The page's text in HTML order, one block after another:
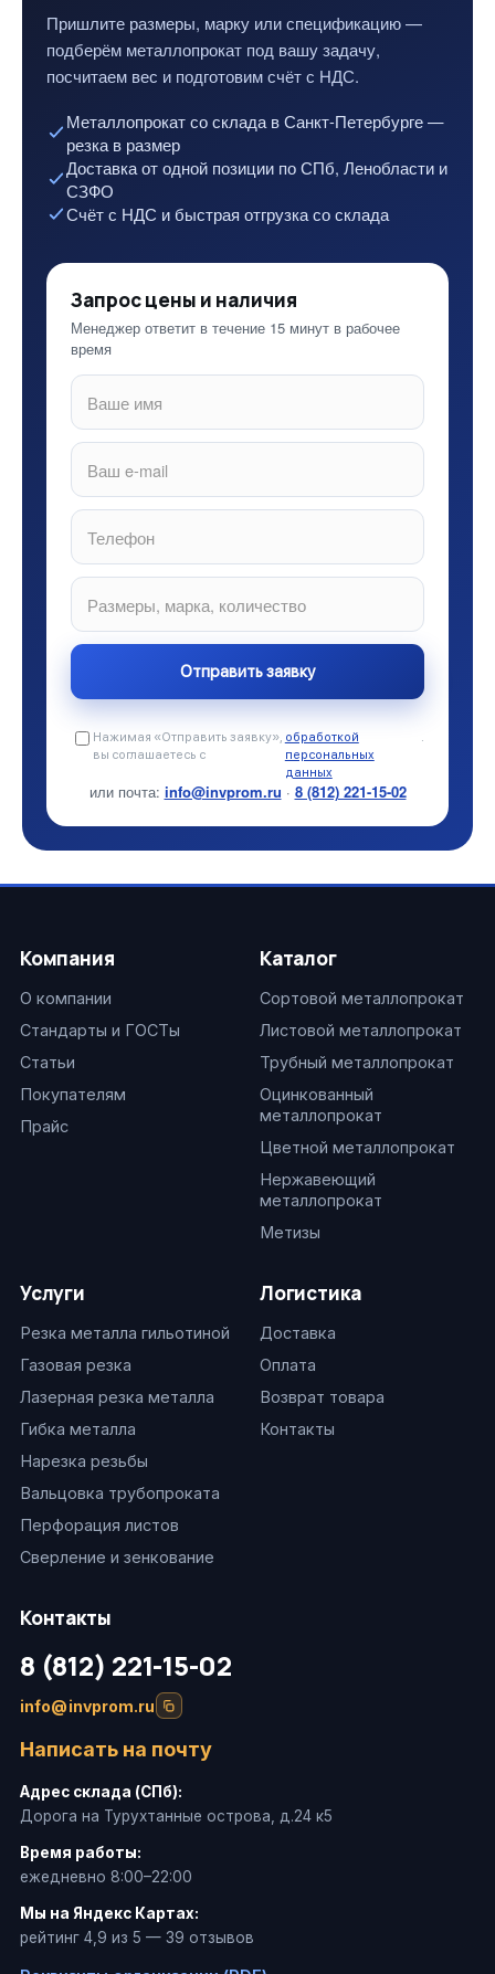
Пришлите размеры, марку или спецификацию —
подберём металлопрокат под вашу задачу,
посчитаем вес и подготовим счёт с НДС.
Металлопрокат со склада в Санкт-Петербурге —
резка в размер
Доставка от одной позиции по СПб, Ленобласти и
СЗФО
Счёт с НДС и быстрая отгрузка со склада
Запрос цены и наличия
Менеджер ответит в течение 15 минут в рабочее
время
Нажимая «Отправить заявку»,
вы соглашаетесь с
обработкой
персональных
данных
.
или почта: info@invprom.ru · 8 (812) 221-15-02
Компания
О компании
Стандарты и ГОСТы
Статьи
Покупателям
Прайс
Каталог
Сортовой металлопрокат
Листовой металлопрокат
Трубный металлопрокат
Оцинкованный
металлопрокат
Цветной металлопрокат
Нержавеющий
металлопрокат
Метизы
Услуги
Резка металла гильотиной
Газовая резка
Лазерная резка металла
Гибка металла
Нарезка резьбы
Вальцовка трубопроката
Перфорация листов
Сверление и зенкование
Логистика
Доставка
Оплата
Возврат товара
Контакты
Контакты
8 (812) 221-15-02
info@invprom.ru
Написать на почту
Адрес склада (СПб):
Дорога на Турухтанные острова, д.24 к5
Время работы:
ежедневно 8:00–22:00
Мы на Яндекс Картах:
рейтинг 4,9 из 5 — 39 отзывов